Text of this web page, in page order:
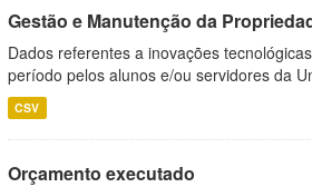
Gestão e Manutenção da
Dados referentes a inovações
período pelos alunos e/ou servidores da
CSV
Orçamento executado